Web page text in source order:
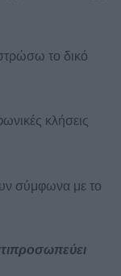
το δικό
κλήσεις
σύμφωνα με το